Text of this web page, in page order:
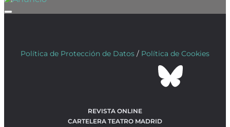
Política de Protección de Datos / Política de Cookies
REVISTA ONLINE
CARTELERA TEATRO MADRID